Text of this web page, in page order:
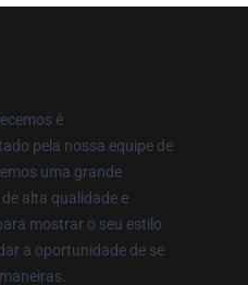
é
pela nossa equipe de
uma grande
alta qualidade e
mostrar o seu estilo
a oportunidade de se